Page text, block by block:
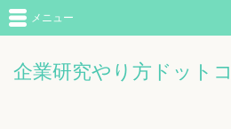
企業研究やり方ドット
メニュー